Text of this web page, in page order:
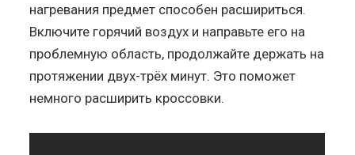
нагревания предмет способен расшириться.
Включите горячий воздух и направьте его на
проблемную область, продолжайте держать на
протяжении двух-трёх минут. Это поможет
немного расширить кроссовки.